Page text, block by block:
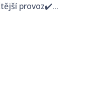
provoz✔️...